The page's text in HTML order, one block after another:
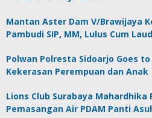
Mantan Aster Dam V/Brawijaya
Pambudi SIP, MM, Lulus Cum
Polwan Polresta Sidoarjo Goes
Kekerasan Perempuan dan Anak
Lions Club Surabaya Mahardhika
Pemasangan Air PDAM Panti